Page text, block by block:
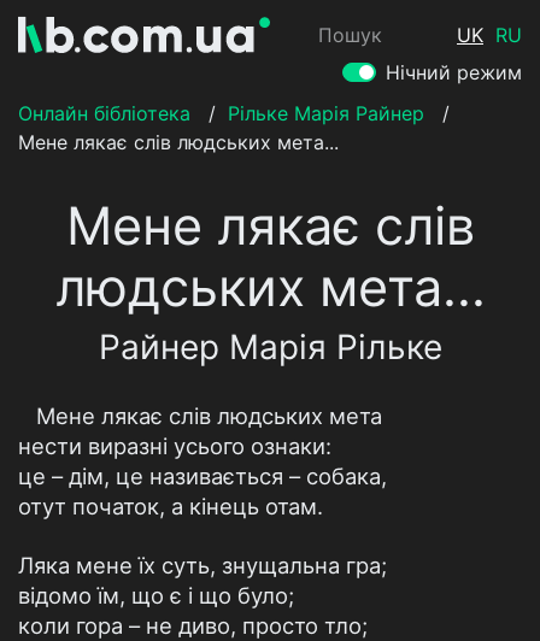
Пошук UK RU
Нічний режим
Онлайн бібліотека
/ Рільке Марія Райнер
/
Мене лякає слів людських мета...
Мене лякає слів
людських мета...
Райнер Марія Рільке
Мене лякає слів людських мета
нести виразні усього ознаки:
це – дім, це називається – собака,
отут початок, а кінець отам.
Ляка мене їх суть, знущальна гра;
відомо їм, що є і що було;
коли гора – не диво, просто тло;